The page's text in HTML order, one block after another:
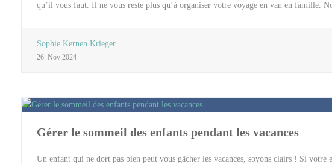
qu’il vous faut. Il ne vous reste plus qu’à organiser votre voyage en van en famille.
comme destination c’est sa nature incroyable qui devient un immense terrain de jeu
Sophie Kernen Krieger
26. Nov 2024
Gérer le sommeil des enfants pendant les vacances
Un enfant qui ne dort pas bien peut vous gâcher les vacances, soyons clairs ! Si